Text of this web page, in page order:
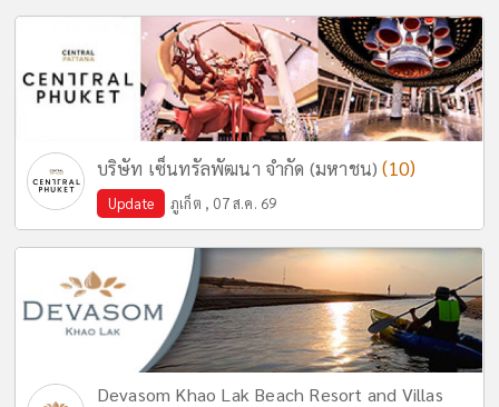
บริษัท เซ็นทรัลพัฒนา จำกัด (มหาชน)(10)
Update ภูเก็ต , 07 ส.ค. 69
Devasom Khao Lak Beach Resort and Villas